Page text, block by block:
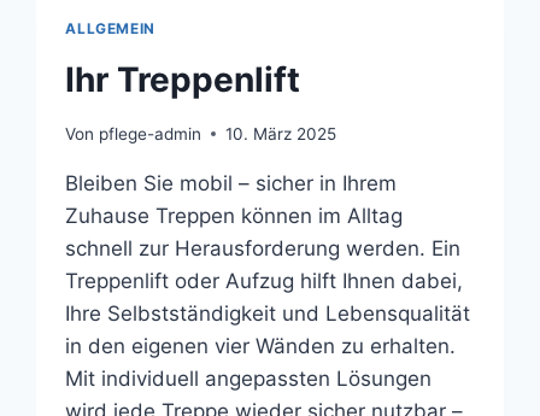
ALLGEMEIN
Ihr Treppenlift
Von pflege-admin 10. März 2025
Bleiben Sie mobil – sicher in Ihrem
Zuhause Treppen können im Alltag
schnell zur Herausforderung werden. Ein
Treppenlift oder Aufzug hilft Ihnen dabei,
Ihre Selbstständigkeit und Lebensqualität
in den eigenen vier Wänden zu erhalten.
Mit individuell angepassten Lösungen
wird jede Treppe wieder sicher nutzbar –